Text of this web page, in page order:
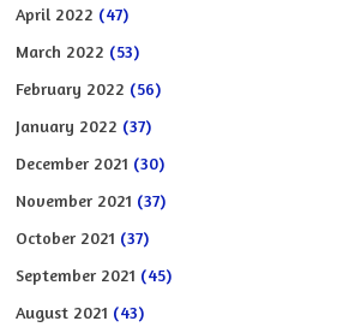
April 2022 (47)
March 2022 (53)
February 2022 (56)
January 2022 (37)
December 2021 (30)
November 2021 (37)
October 2021 (37)
September 2021 (45)
August 2021 (43)